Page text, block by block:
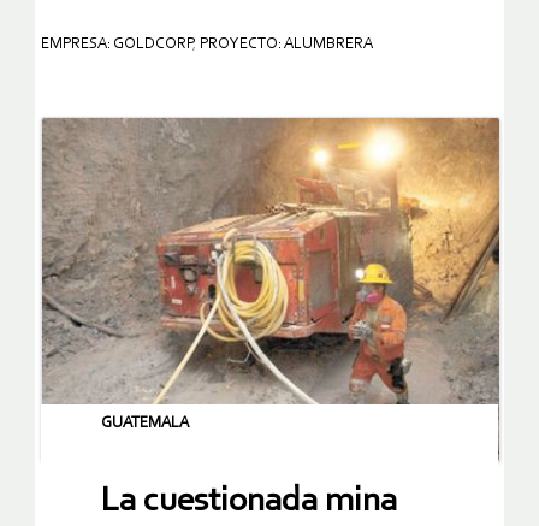
EMPRESA: GOLDCORP, PROYECTO: ALUMBRERA
GUATEMALA
La cuestionada mina